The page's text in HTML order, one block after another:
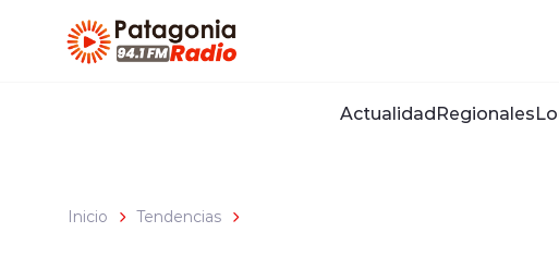
ActualidadRegionales
Inicio Tendencias